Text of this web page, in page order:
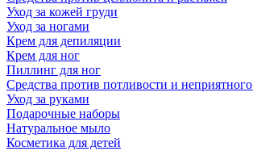
Уход за кожей груди
Уход за ногами
Крем для депиляции
Крем для ног
Пиллинг для ног
Средства против потливости и неприятного
Уход за руками
Подарочные наборы
Натуральное мыло
Косметика для детей